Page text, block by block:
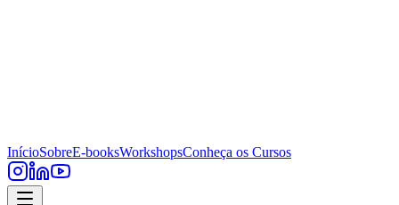
InícioSobreE-booksWorkshopsConheça os Cursos